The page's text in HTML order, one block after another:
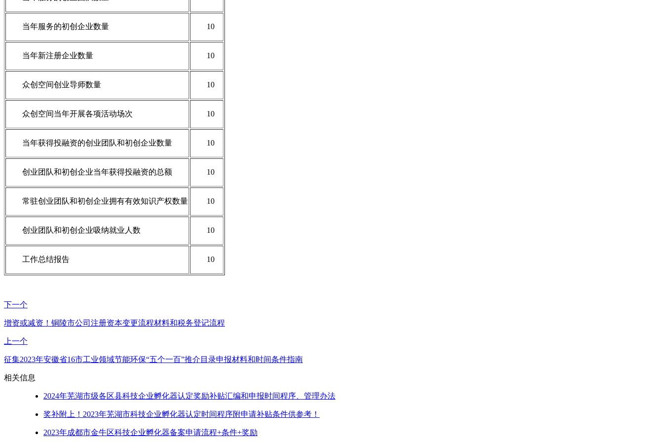
当年服务的初创企业数量 10
当年新注册企业数量 10
众创空间创业导师数量 10
众创空间当年开展各项活动场次 10
当年获得投融资的创业团队和初创企业数量 10
创业团队和初创企业当年获得投融资的总额 10
常驻创业团队和初创企业拥有有效知识产权数量 10
创业团队和初创企业吸纳就业人数 10
工作总结报告 10
下一个
增资或减资！铜陵市公司注册资本变更流程材料和税务登记流程
上一个
征集2023年安徽省16市工业领域节能环保“五个一百”推介目录申报材料和时间条件指南
相关信息
2024年芜湖市级各区县科技企业孵化器认定奖励补贴汇编和申报时间程序、管理办法
奖补附上！2023年芜湖市科技企业孵化器认定时间程序附申请补贴条件供参考！
2023年成都市金牛区科技企业孵化器备案申请流程+条件+奖励